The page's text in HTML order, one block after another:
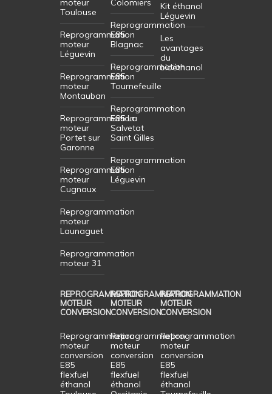
moteur
Toulouse
Reprogrammation
moteur
Léguevin
Reprogrammation
moteur
Montauban
Reprogrammation
moteur
Portet sur
Garonne
Reprogrammation
moteur
Cugnaux
Reprogrammation
moteur
Launaguet
Reprogrammation
moteur 31
Colomiers
Reprogrammation
E85
Blagnac
Reprogrammation
E85
Tournefeuille
Reprogrammation
E85 La
Salvetat
Saint Gilles
Reprogrammation
E85
Léguevin
Kit éthanol
Léguevin
Les
avantages
du
bioéthanol
REPROGRAMMATION
MOTEUR
CONVERSION
Reprogrammation
moteur
conversion
E85
flexfuel
éthanol
REPROGRAMMATION
MOTEUR
CONVERSION
Reprogrammation
moteur
conversion
E85
flexfuel
éthanol
REPROGRAMMATION
MOTEUR
CONVERSION
Reprogrammation
moteur
conversion
E85
flexfuel
éthanol